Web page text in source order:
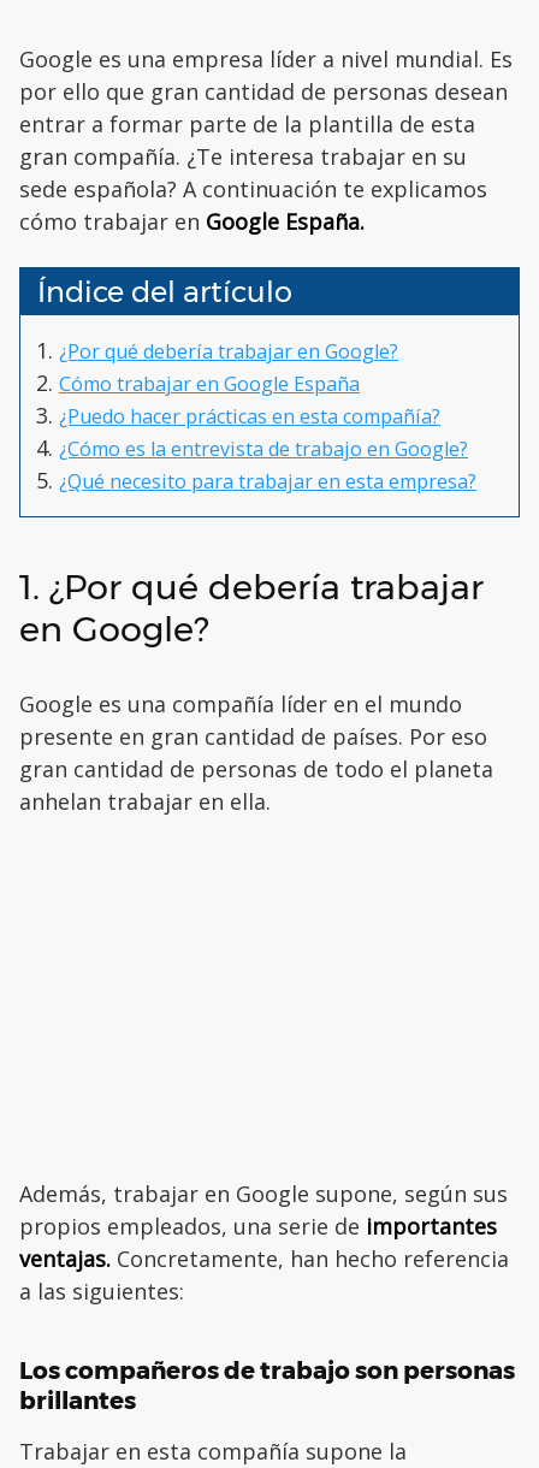
Google es una empresa líder a nivel mundial. Es
por ello que gran cantidad de personas desean
entrar a formar parte de la plantilla de esta
gran compañía. ¿Te interesa trabajar en su
sede española? A continuación te explicamos
cómo trabajar en Google España.
Índice del artículo
¿Por qué debería trabajar en Google?
Cómo trabajar en Google España
¿Puedo hacer prácticas en esta compañía?
¿Cómo es la entrevista de trabajo en Google?
¿Qué necesito para trabajar en esta empresa?
1. ¿Por qué debería trabajar
en Google?
Google es una compañía líder en el mundo
presente en gran cantidad de países. Por eso
gran cantidad de personas de todo el planeta
anhelan trabajar en ella.
Además, trabajar en Google supone, según sus
propios empleados, una serie de importantes
ventajas. Concretamente, han hecho referencia
a las siguientes:
Los compañeros de trabajo son personas
brillantes
Trabajar en esta compañía supone la